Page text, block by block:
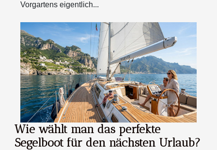
Vorgartens eigentlich...
Wie wählt man das perfekte
Segelboot für den nächsten Urlaub?